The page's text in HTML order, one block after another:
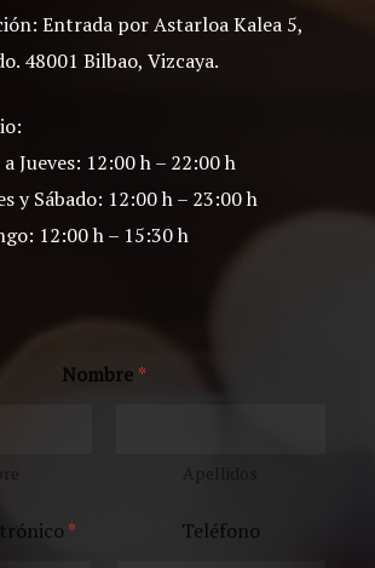
Entrada por Astarloa Kalea 5,
48001 Bilbao, Vizcaya.
Jueves: 12:00 h – 22:00 h
y Sábado: 12:00 h – 23:00 h
12:00 h – 15:30 h
Nombre *
Apellidos
* Teléfono